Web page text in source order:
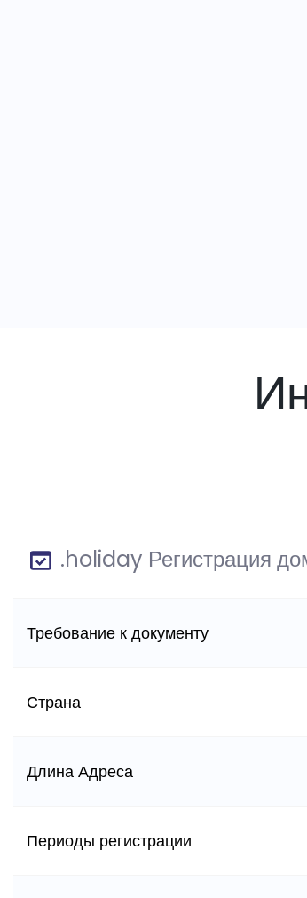
.holiday Регистрация
Требование к документу
Страна
Длина Адреса
Периоды регистрации